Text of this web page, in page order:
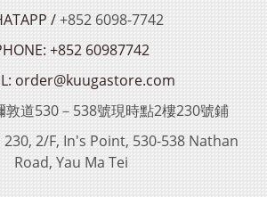
/+852 6098-7742
+852 60987742
order@kuugastore.com
敦道530－538號現時點2樓230號鋪
230, 2/F, In's Point, 530-538 Nathan
Road, Yau Ma Tei